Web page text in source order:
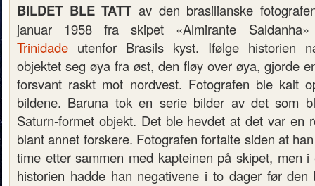
BILDET BLE TATT av den brasilianske
januar 1958 fra skipet «Almirante
Trinidade utenfor Brasils kyst. Ifølge historien
objektet seg øya fra øst, den fløy over øya, gjorde
forsvant raskt mot nordvest. Fotografen ble kalt
bildene. Baruna tok en serie bilder av det som
Saturn-formet objekt. Det ble hevdet at det var en
blant annet forskere. Fotografen fortalte siden at
time etter sammen med kapteinen på skipet, men
historien hadde han negativene i to dager før den